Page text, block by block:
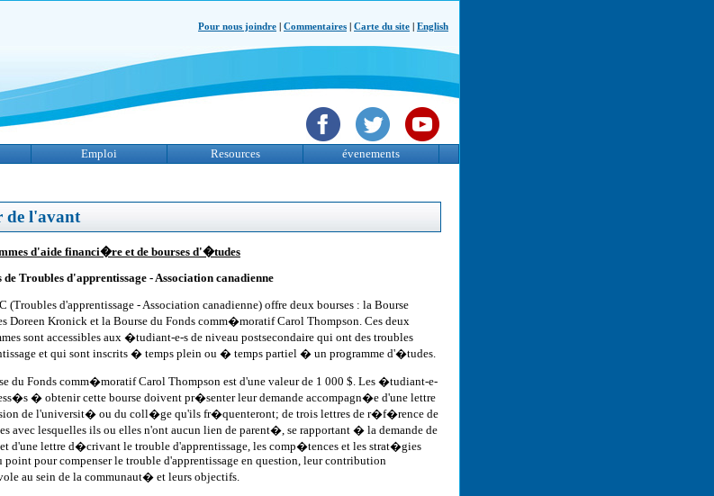
Pour nous joindre Commentaires Carte du site English
Emploi Resources évenements
de l'avant
d'aide financi�re et de bourses d'�tudes
de Troubles d'apprentissage - Association canadienne
(Troubles d'apprentissage - Association canadienne) offre deux bourses : la Bourse
Doreen Kronick et la Bourse du Fonds comm�moratif Carol Thompson. Ces deux
sont accessibles aux �tudiant-e-s de niveau postsecondaire qui ont des troubles
et qui sont inscrits � temps plein ou � temps partiel � un programme d'�tudes.
du Fonds comm�moratif Carol Thompson est d'une valeur de 1 000 $. Les �tudiant-e-
� obtenir cette bourse doivent pr�senter leur demande accompagn�e d'une lettre
de l'universit� ou du coll�ge qu'ils fr�quenteront; de trois lettres de r�f�rence de
avec lesquelles ils ou elles n'ont aucun lien de parent�, se rapportant � la demande de
d'une lettre d�crivant le trouble d'apprentissage, les comp�tences et les strat�gies
point pour compenser le trouble d'apprentissage en question, leur contribution
au sein de la communaut� et leurs objectifs.